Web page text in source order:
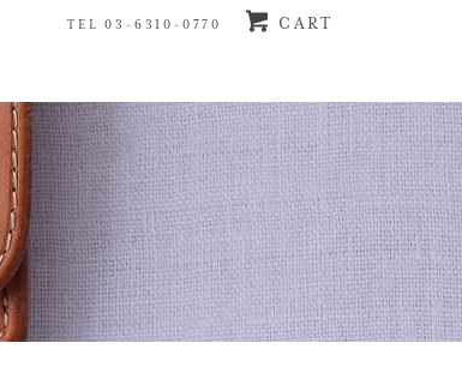
TEL 03-6310-0770 CART